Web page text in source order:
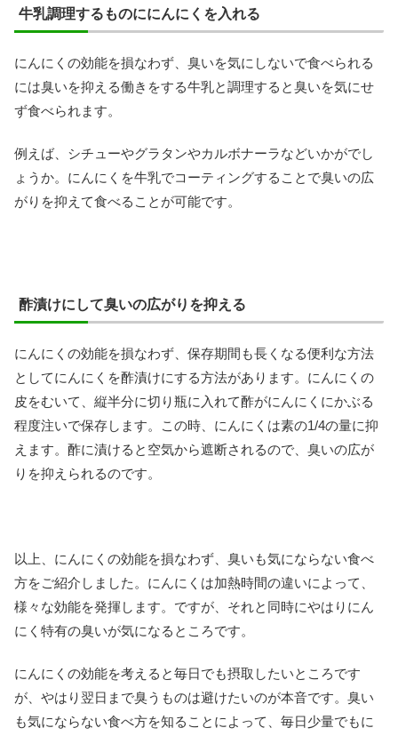
牛乳調理するものににんにくを入れる
にんにくの効能を損なわず、臭いを気にしないで食べられる
には臭いを抑える働きをする牛乳と調理すると臭いを気にせ
ず食べられます。
例えば、シチューやグラタンやカルボナーラなどいかがでし
ょうか。にんにくを牛乳でコーティングすることで臭いの広
がりを抑えて食べることが可能です。
酢漬けにして臭いの広がりを抑える
にんにくの効能を損なわず、保存期間も長くなる便利な方法
としてにんにくを酢漬けにする方法があります。にんにくの
皮をむいて、縦半分に切り瓶に入れて酢がにんにくにかぶる
程度注いで保存します。この時、にんにくは素の1/4の量に抑
えます。酢に漬けると空気から遮断されるので、臭いの広が
りを抑えられるのです。
以上、にんにくの効能を損なわず、臭いも気にならない食べ
方をご紹介しました。にんにくは加熱時間の違いによって、
様々な効能を発揮します。ですが、それと同時にやはりにん
にく特有の臭いが気になるところです。
にんにくの効能を考えると毎日でも摂取したいところです
が、やはり翌日まで臭うものは避けたいのが本音です。臭い
も気にならない食べ方を知ることによって、毎日少量でもに